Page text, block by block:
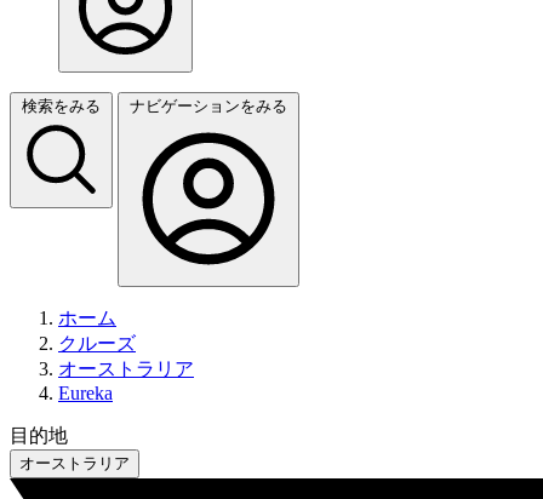
検索をみる ナビゲーションをみる
ホーム
クルーズ
オーストラリア
Eureka
目的地
オーストラリア